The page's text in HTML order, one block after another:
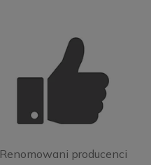
Renomowani producenci